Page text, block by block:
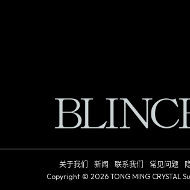
关于我们 新闻 联系我们 常见问题
Copyright © 2026TONG MING CRYSTAL